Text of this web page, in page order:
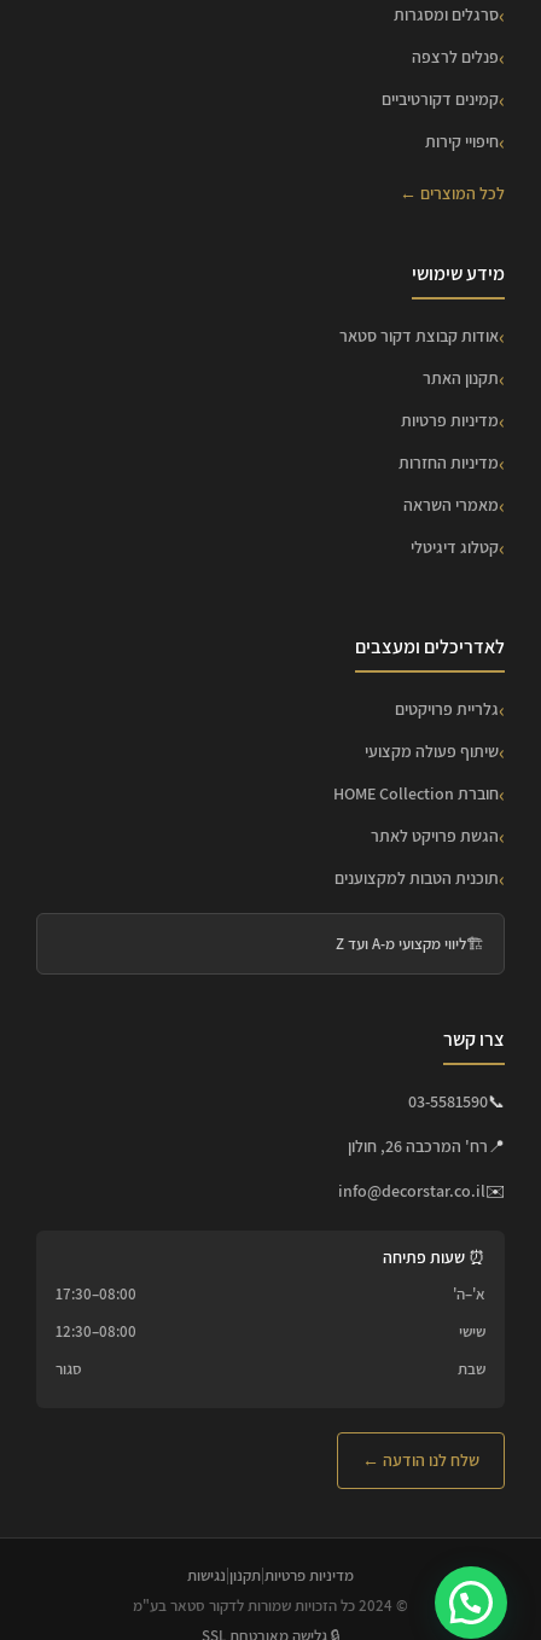
סרגלים ומסגרות
פנלים לרצפה
קמינים דקורטיביים
חיפויי קירות
לכל המוצרים ←
מידע שימושי
אודות קבוצת דקור סטאר
תקנון האתר
מדיניות פרטיות
מדיניות החזרות
מאמרי השראה
קטלוג דיגיטלי
לאדריכלים ומעצבים
גלריית פרויקטים
שיתוף פעולה מקצועי
חוברת HOME Collection
הגשת פרויקט לאתר
תוכנית הטבות למקצוענים
🏗️ליווי מקצועי מ-A ועד Z
צרו קשר
📞
03-5581590
📍רח' המרכבה 26, חולון
✉️
info@decorstar.co.il
⏰ שעות פתיחה
א'–ה'
08:00–17:30
שישי
08:00–12:30
שבת
סגור
שלח לנו הודעה ←
מדיניות פרטיותתקנון נגישות
© 2024 כל הזכויות שמורות לדקור סטאר בע"מ
🔒 גלישה מאובטחת SSL